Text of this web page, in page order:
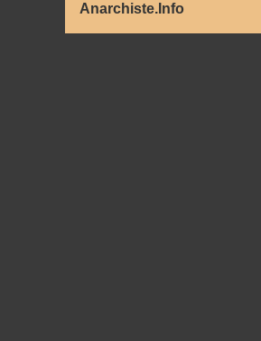
Anarchiste.Info